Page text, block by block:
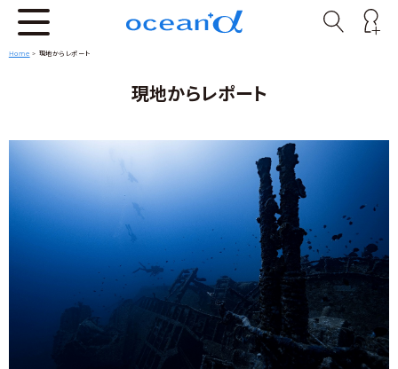
Home > 現地からレポート
現地からレポート